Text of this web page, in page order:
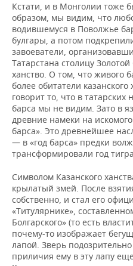
Кстати, и в Монголии тоже
образом, мы видим, что
водившемуся в Поволжье
булгары, а потом
завоеватели,
Татарстана столицу
ханство. О том, что живого
более обитатели
говорит то, что в татарских
барса мы не видим. Зато в
древние намеки на
барса». Это древнейшее
— в «год барса» предки
трансформировали год
Символом Казанского
крылатый змей. После
собственно, и стал его
«Титулярнике»,
Болгарского» (то есть
почему-то изображает
лапой. Зверь
приличия ему в эту лапу